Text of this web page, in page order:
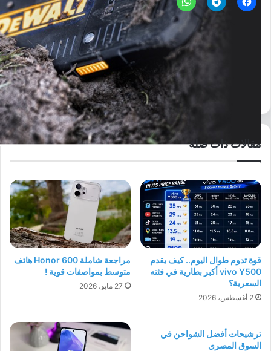
android
dewalt md 501
google
pics
pictures
specs
ام دي 501
ديوالت ديوالت ام دي 501
صور
مقالات ذات صلة
قوة تدوم طوال اليوم.. كيف يقدم
vivo Y500 أكبر بطارية في فئته
السعرية؟
2 أغسطس، 2026
مراجعة شاملة Honor 600 هاتف
متوسط بمواصفات قوية !
27 مايو، 2026
ترشيحات أفضل الشواحن في
السوق المصري